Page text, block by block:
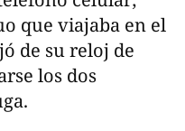
que viajaba en el
de su reloj de
los dos